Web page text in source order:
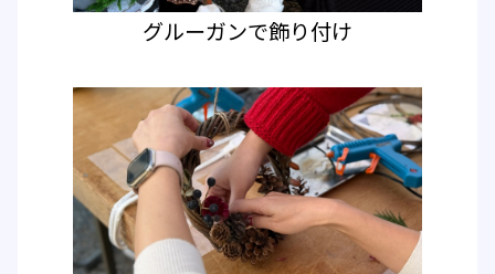
グルーガンで飾り付け